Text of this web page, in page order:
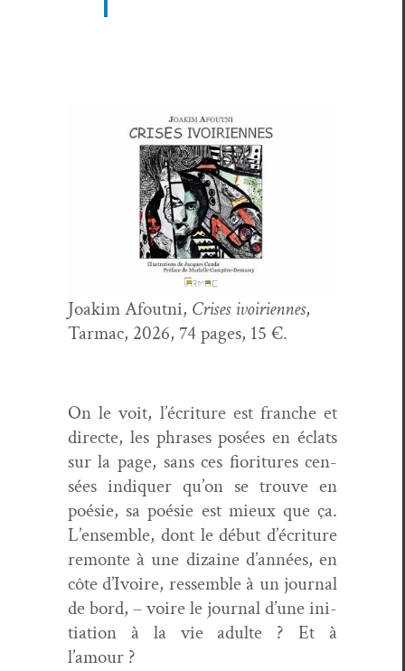
Joakim Afout­ni, Crises ivoiri­ennes,
Tar­mac, 2026, 74 pages, 15 €.
On le voit, l’écriture est franche et
directe, les phras­es posées en éclats
sur la page, sans ces fior­i­t­ures cen­
sées indi­quer qu’on se trou­ve en
poésie, sa poésie est mieux que ça.
L’ensemble, dont le début d’écriture
remonte à une dizaine d’années, en
côte d’Ivoire, ressem­ble à un jour­nal
de bord, – voire le jour­nal d’une ini­
ti­a­tion à la vie adulte ? Et à
l’amour ?